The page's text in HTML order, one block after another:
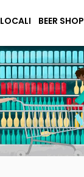
LOCALI BEER SHOP